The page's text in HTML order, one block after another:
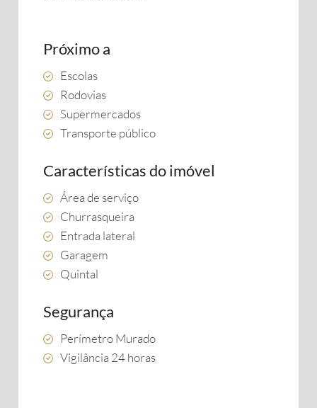
Próximo a
Escolas
Rodovias
Supermercados
Transporte público
Características do imóvel
Área de serviço
Churrasqueira
Entrada lateral
Garagem
Quintal
Segurança
Perímetro Murado
Vigilância 24 horas